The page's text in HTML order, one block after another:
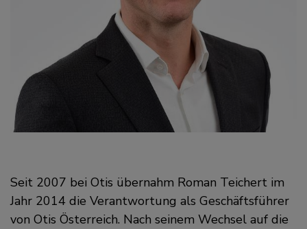
Seit 2007 bei Otis übernahm Roman Teichert im
Jahr 2014 die Verantwortung als Geschäftsführer
von Otis Österreich. Nach seinem Wechsel auf die